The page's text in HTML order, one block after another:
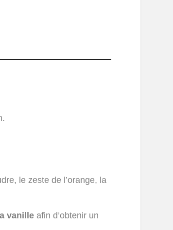
le zeste de l’orange, la
vanille afin d’obtenir un